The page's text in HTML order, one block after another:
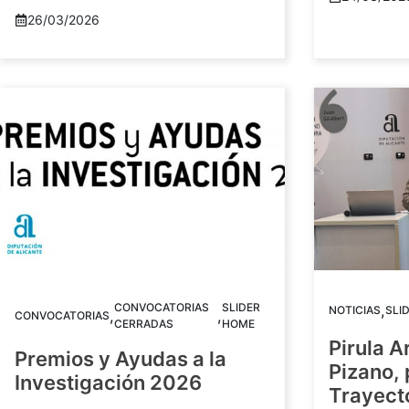
26/03/2026
CONVOCATORIAS,CONVOCATORIAS
CERRADAS
,SLIDER
HOME
Premios y Ayudas a la
Investigación 2026
NOTICIAS,
Pirula
Pizano,